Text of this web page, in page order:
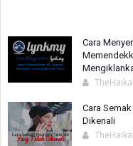
Cara
TheHaikal
Cara
Dikenali
TheHaikal